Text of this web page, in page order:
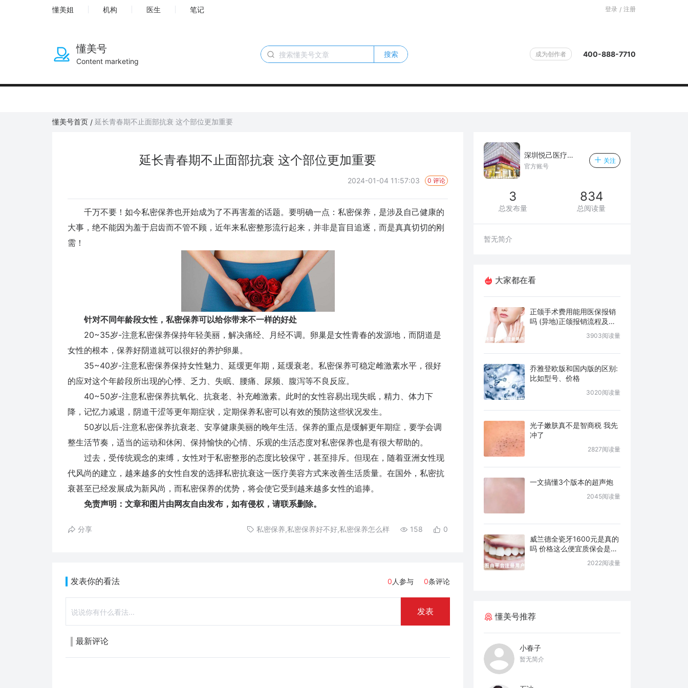
懂美姐 机构 医生 笔记 登录 / 注册
懂美号
Content marketing
搜索 成为创作者 400-888-7710
懂美号首页 / 延长青春期不止面部抗衰 这个部位更加重要
延长青春期不止面部抗衰 这个部位更加重要
2024-01-04 11:57:03 0 评论
千万不要！如今私密保养也开始成为了不再害羞的话题。要明确一点：私密保养，是涉及自己健康的
大事，绝不能因为羞于启齿而不管不顾，近年来私密整形流行起来，并非是盲目追逐，而是真真切切的刚
需！
针对不同年龄段女性，私密保养可以给你带来不一样的好处
20~35岁-注意私密保养保持年轻美丽，解决痛经、月经不调。卵巢是女性青春的发源地，而阴道是
女性的根本，保养好阴道就可以很好的养护卵巢。
35~40岁-注意私密保养保持女性魅力、延缓更年期，延缓衰老。私密保养可稳定雌激素水平，很好
的应对这个年龄段所出现的心悸、乏力、失眠、腰痛、尿频、腹泻等不良反应。
40~50岁-注意私密保养抗氧化、抗衰老、补充雌激素。此时的女性容易出现失眠，精力、体力下
降，记忆力减退，阴道干涩等更年期症状，定期保养私密可以有效的预防这些状况发生。
50岁以后-注意私密保养抗衰老、安享健康美丽的晚年生活。保养的重点是缓解更年期症，要学会调
整生活节奏，适当的运动和休闲、保持愉快的心情、乐观的生活态度对私密保养也是有很大帮助的。
过去，受传统观念的束缚，女性对于私密整形的态度比较保守，甚至排斥。但现在，随着亚洲女性现
代风尚的建立，越来越多的女性自发的选择私密抗衰这一医疗美容方式来改善生活质量。在国外，私密抗
衰甚至已经发展成为新风尚，而私密保养的优势，将会使它受到越来越多女性的追捧。
免责声明：文章和图片由网友自由发布，如有侵权，请联系删除。
分享 私密保养,私密保养好不好,私密保养怎么样 158 0
发表你的看法 0 人参与 0条评论
发表
最新评论
深圳悦己医疗美容医院
官方账号
关注
3
总发布量
834
总阅读量
暂无简介
大家都在看
正颌手术费用能用医保报销
吗 (异地)正颌报销流程及条
3903阅读量
乔雅登欧版和国内版的区别:
比如型号、价格
3020阅读量
光子嫩肤真不是智商税 我先
冲了
2827阅读量
一文搞懂3个版本的超声炮
2045阅读量
威兰德全瓷牙1600元是真的
吗 价格这么便宜质保会是几
2022阅读量
懂美号推荐
小春子
暂无简介